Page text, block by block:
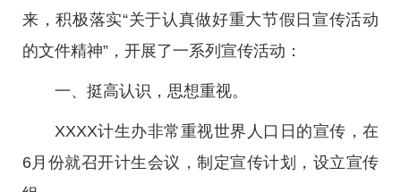
来，积极落实“关于认真做好重大节假日宣传活动
的文件精神”，开展了一系列宣传活动：
一、挺高认识，思想重视。
XXXX计生办非常重视世界人口日的宣传，在
6月份就召开计生会议，制定宣传计划，设立宣传